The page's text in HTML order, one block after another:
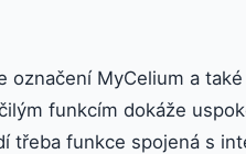
označení MyCelium a
funkcím dokáže
třeba funkce spojená s